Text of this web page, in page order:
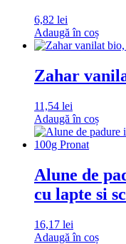
6,82 lei
Adaugă în coș
Zahar
11,54 lei
Adaugă în coș
Alune de
cu lapte si
16,17 lei
Adaugă în coș